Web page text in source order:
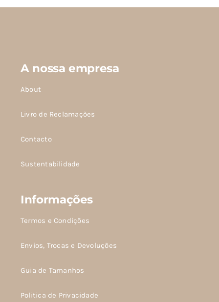
produto
A nossa empresa
About
Livro de Reclamações
Contacto
Sustentabilidade
Informações
Termos e Condições
Envios, Trocas e Devoluções
Guia de Tamanhos
Politica de Privacidade